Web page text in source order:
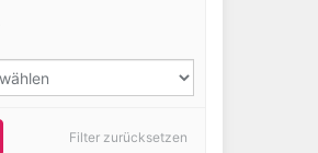
Filter zurücksetzen